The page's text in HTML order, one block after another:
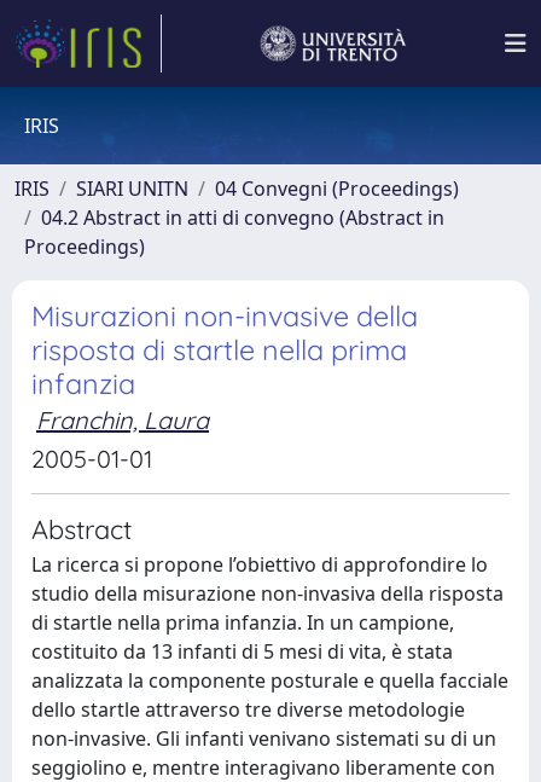
IRIS
IRIS SIARI UNITN
04 Convegni (Proceedings)
04.2 Abstract in atti di convegno (Abstract in
Proceedings)
Misurazioni non-invasive della
risposta di startle nella prima
infanzia
Franchin, Laura
2005-01-01
Abstract
La ricerca si propone l’obiettivo di approfondire lo
studio della misurazione non-invasiva della risposta
di startle nella prima infanzia. In un campione,
costituito da 13 infanti di 5 mesi di vita, è stata
analizzata la componente posturale e quella facciale
dello startle attraverso tre diverse metodologie
non-invasive. Gli infanti venivano sistemati su di un
seggiolino e, mentre interagivano liberamente con